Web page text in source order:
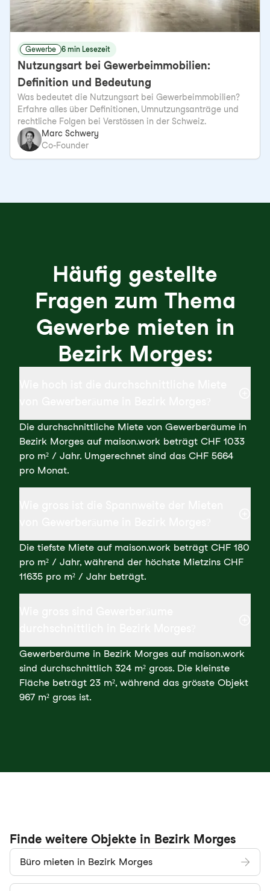
Gewerbe 6 min Lesezeit
Nutzungsart bei Gewerbeimmobilien:
Definition und Bedeutung
Was bedeutet die Nutzungsart bei Gewerbeimmobilien?
Erfahre alles über Definitionen, Umnutzungsanträge und
rechtliche Folgen bei Verstössen in der Schweiz.
Marc Schwery
Co-Founder
Häufig gestellte
Fragen zum Thema
Gewerbe mieten in
Bezirk Morges:
Die durchschnittliche Miete von Gewerberäume in
Bezirk Morges auf maison.work beträgt CHF 1033
pro m² / Jahr. Umgerechnet sind das CHF 5664
pro Monat.
Die tiefste Miete auf maison.work beträgt CHF 180
pro m² / Jahr, während der höchste Mietzins CHF
11635 pro m² / Jahr beträgt.
Gewerberäume in Bezirk Morges auf maison.work
sind durchschnittlich 324 m² gross. Die kleinste
Fläche beträgt 23 m², während das grösste Objekt
967 m² gross ist.
Finde weitere Objekte in Bezirk Morges
Büro mieten in Bezirk Morges